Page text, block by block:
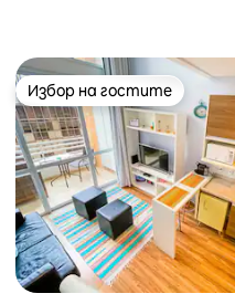
Избор на гостите
Избор на гостите